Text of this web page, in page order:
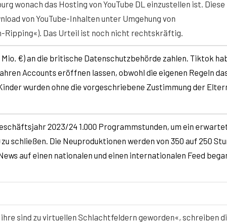
wonach das Hosting von YouTube DL einzustellen ist. Diese
von YouTube-Inhalten unter Umgehung von
Ripping«). Das Urteil ist noch nicht rechtskräftig.
Mio. €) an die britische Datenschutzbehörde zahlen. Tiktok
Accounts eröffnen lassen, obwohl die eigenen Regeln
wurden ohne die vorgeschriebene Zustimmung der
2023/24 1.000 Programmstunden, um ein
schließen. Die Neuproduktionen werden von 350 auf 250
auf einen nationalen und einen internationalen Feed
sind zu virtuellen Schlachtfeldern geworden«, schreiben